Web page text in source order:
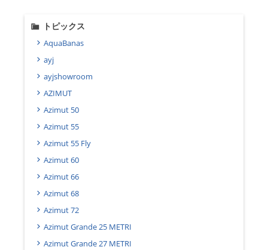
トピックス
AquaBanas
ayj
ayjshowroom
AZIMUT
Azimut 50
Azimut 55
Azimut 55 Fly
Azimut 60
Azimut 66
Azimut 68
Azimut 72
Azimut Grande 25 METRI
Azimut Grande 27 METRI